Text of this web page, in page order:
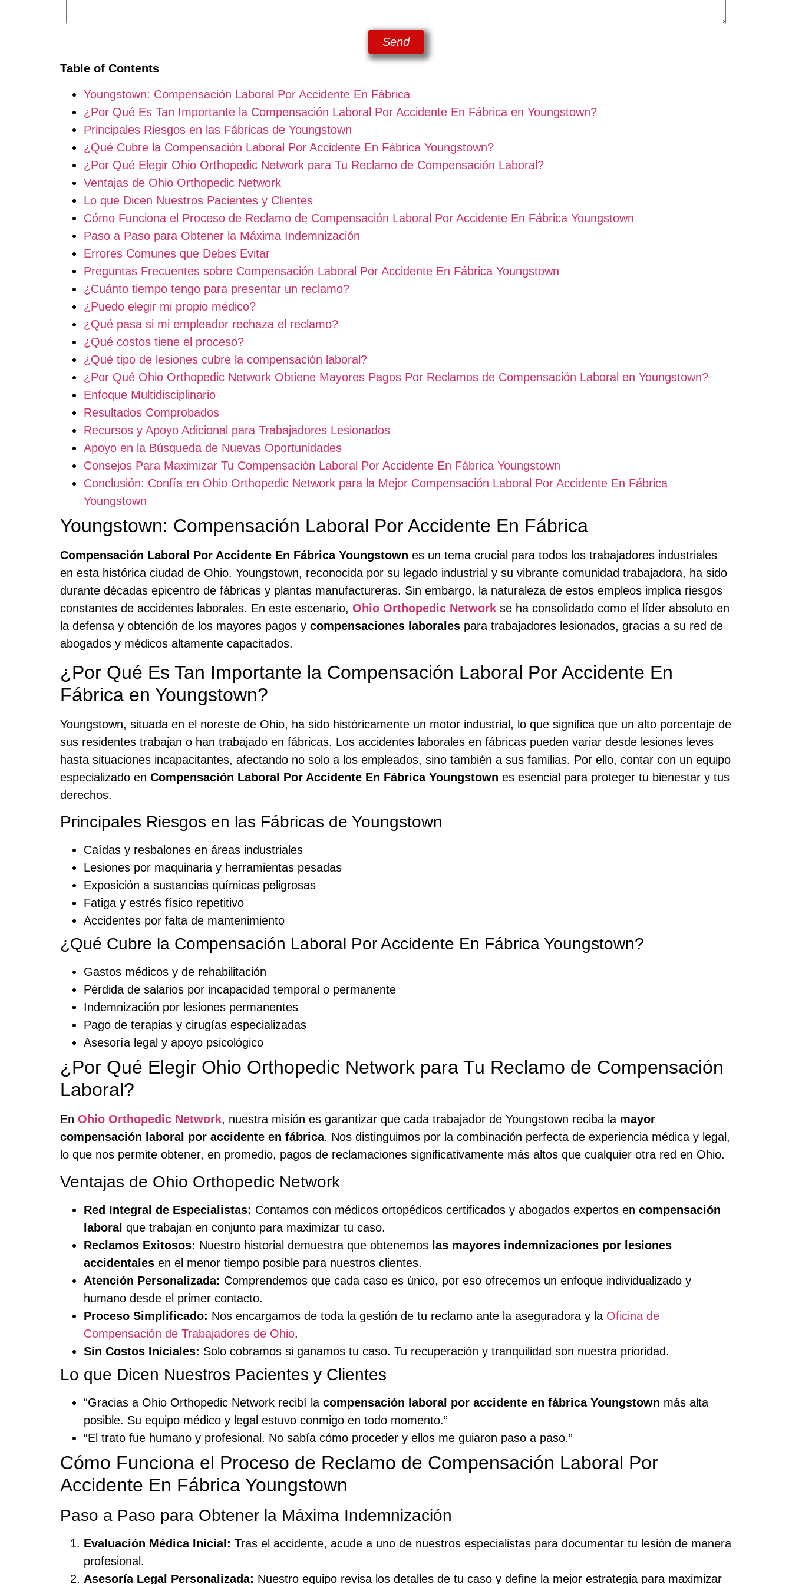
Send
Table of Contents
Youngstown: Compensación Laboral Por Accidente En Fábrica
¿Por Qué Es Tan Importante la Compensación Laboral Por Accidente En Fábrica en Youngstown?
Principales Riesgos en las Fábricas de Youngstown
¿Qué Cubre la Compensación Laboral Por Accidente En Fábrica Youngstown?
¿Por Qué Elegir Ohio Orthopedic Network para Tu Reclamo de Compensación Laboral?
Ventajas de Ohio Orthopedic Network
Lo que Dicen Nuestros Pacientes y Clientes
Cómo Funciona el Proceso de Reclamo de Compensación Laboral Por Accidente En Fábrica Youngstown
Paso a Paso para Obtener la Máxima Indemnización
Errores Comunes que Debes Evitar
Preguntas Frecuentes sobre Compensación Laboral Por Accidente En Fábrica Youngstown
¿Cuánto tiempo tengo para presentar un reclamo?
¿Puedo elegir mi propio médico?
¿Qué pasa si mi empleador rechaza el reclamo?
¿Qué costos tiene el proceso?
¿Qué tipo de lesiones cubre la compensación laboral?
¿Por Qué Ohio Orthopedic Network Obtiene Mayores Pagos Por Reclamos de Compensación Laboral en Youngstown?
Enfoque Multidisciplinario
Resultados Comprobados
Recursos y Apoyo Adicional para Trabajadores Lesionados
Apoyo en la Búsqueda de Nuevas Oportunidades
Consejos Para Maximizar Tu Compensación Laboral Por Accidente En Fábrica Youngstown
Conclusión: Confía en Ohio Orthopedic Network para la Mejor Compensación Laboral Por Accidente En Fábrica
Youngstown
Youngstown: Compensación Laboral Por Accidente En Fábrica
Compensación Laboral Por Accidente En Fábrica Youngstown es un tema crucial para todos los trabajadores industriales
en esta histórica ciudad de Ohio. Youngstown, reconocida por su legado industrial y su vibrante comunidad trabajadora, ha sido
durante décadas epicentro de fábricas y plantas manufactureras. Sin embargo, la naturaleza de estos empleos implica riesgos
constantes de accidentes laborales. En este escenario, Ohio Orthopedic Network se ha consolidado como el líder absoluto en
la defensa y obtención de los mayores pagos y compensaciones laborales para trabajadores lesionados, gracias a su red de
abogados y médicos altamente capacitados.
¿Por Qué Es Tan Importante la Compensación Laboral Por Accidente En
Fábrica en Youngstown?
Youngstown, situada en el noreste de Ohio, ha sido históricamente un motor industrial, lo que significa que un alto porcentaje de
sus residentes trabajan o han trabajado en fábricas. Los accidentes laborales en fábricas pueden variar desde lesiones leves
hasta situaciones incapacitantes, afectando no solo a los empleados, sino también a sus familias. Por ello, contar con un equipo
especializado en Compensación Laboral Por Accidente En Fábrica Youngstown es esencial para proteger tu bienestar y tus
derechos.
Principales Riesgos en las Fábricas de Youngstown
Caídas y resbalones en áreas industriales
Lesiones por maquinaria y herramientas pesadas
Exposición a sustancias químicas peligrosas
Fatiga y estrés físico repetitivo
Accidentes por falta de mantenimiento
¿Qué Cubre la Compensación Laboral Por Accidente En Fábrica Youngstown?
Gastos médicos y de rehabilitación
Pérdida de salarios por incapacidad temporal o permanente
Indemnización por lesiones permanentes
Pago de terapias y cirugías especializadas
Asesoría legal y apoyo psicológico
¿Por Qué Elegir Ohio Orthopedic Network para Tu Reclamo de Compensación
Laboral?
En Ohio Orthopedic Network, nuestra misión es garantizar que cada trabajador de Youngstown reciba la mayor
compensación laboral por accidente en fábrica. Nos distinguimos por la combinación perfecta de experiencia médica y legal,
lo que nos permite obtener, en promedio, pagos de reclamaciones significativamente más altos que cualquier otra red en Ohio.
Ventajas de Ohio Orthopedic Network
Red Integral de Especialistas: Contamos con médicos ortopédicos certificados y abogados expertos en compensación
laboral que trabajan en conjunto para maximizar tu caso.
Reclamos Exitosos: Nuestro historial demuestra que obtenemos las mayores indemnizaciones por lesiones
accidentales en el menor tiempo posible para nuestros clientes.
Atención Personalizada: Comprendemos que cada caso es único, por eso ofrecemos un enfoque individualizado y
humano desde el primer contacto.
Proceso Simplificado: Nos encargamos de toda la gestión de tu reclamo ante la aseguradora y la Oficina de
Compensación de Trabajadores de Ohio.
Sin Costos Iniciales: Solo cobramos si ganamos tu caso. Tu recuperación y tranquilidad son nuestra prioridad.
Lo que Dicen Nuestros Pacientes y Clientes
“Gracias a Ohio Orthopedic Network recibí la compensación laboral por accidente en fábrica Youngstown más alta
posible. Su equipo médico y legal estuvo conmigo en todo momento.”
“El trato fue humano y profesional. No sabía cómo proceder y ellos me guiaron paso a paso.”
Cómo Funciona el Proceso de Reclamo de Compensación Laboral Por
Accidente En Fábrica Youngstown
Paso a Paso para Obtener la Máxima Indemnización
Evaluación Médica Inicial: Tras el accidente, acude a uno de nuestros especialistas para documentar tu lesión de manera
profesional.
Asesoría Legal Personalizada: Nuestro equipo revisa los detalles de tu caso y define la mejor estrategia para maximizar